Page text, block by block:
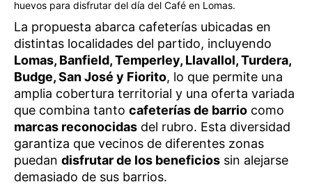
huevos para disfrutar del día del Café en Lomas.
La propuesta abarca cafeterías ubicadas en
distintas localidades del partido, incluyendo
Lomas, Banfield, Temperley, Llavallol, Turdera,
Budge, San José y Fiorito, lo que permite una
amplia cobertura territorial y una oferta variada
que combina tanto cafeterías de barrio como
marcas reconocidas del rubro. Esta diversidad
garantiza que vecinos de diferentes zonas
puedan disfrutar de los beneficios sin alejarse
demasiado de sus barrios.